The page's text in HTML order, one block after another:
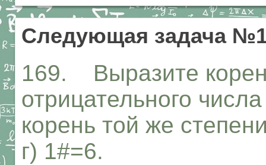
Следующая задача
169. Выразите
отрицательного
корень той же
г) 1#=6.